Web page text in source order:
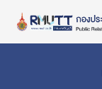
Content